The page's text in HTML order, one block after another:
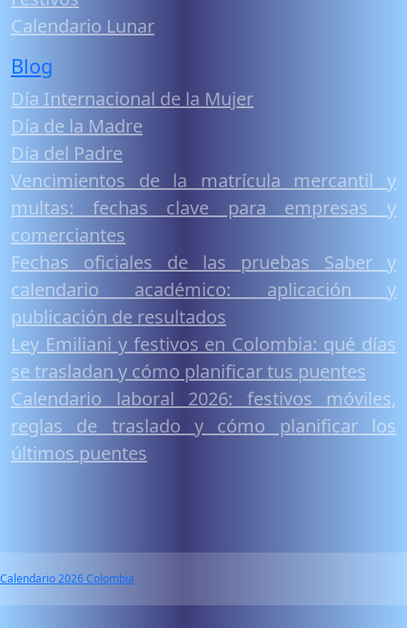
Calendario Lunar
Blog
Día Internacional de la Mujer
Día de la Madre
Día del Padre
Vencimientos de la matrícula mercantil y
multas: fechas clave para empresas y
comerciantes
Fechas oficiales de las pruebas Saber y
calendario académico: aplicación y
publicación de resultados
Ley Emiliani y festivos en Colombia: qué días
se trasladan y cómo planificar tus puentes
Calendario laboral 2026: festivos móviles,
reglas de traslado y cómo planificar los
últimos puentes
Calendario 2026 Colombia